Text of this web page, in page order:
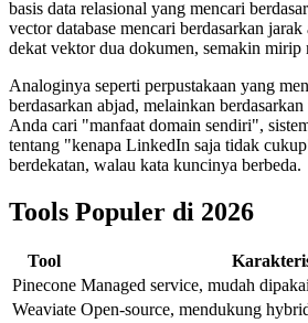
basis data relasional yang mencari
vector database mencari berdasarkan
dekat vektor dua dokumen, semakin mirip
Analoginya seperti perpustakaan yang
berdasarkan abjad, melainkan
Anda cari "manfaat domain sendiri",
tentang "kenapa LinkedIn saja tidak
berdekatan, walau kata kuncinya berbeda.
Tools Populer di 2026
Tool
Pinecone Managed service, mudah
Weaviate Open-source, mendukung